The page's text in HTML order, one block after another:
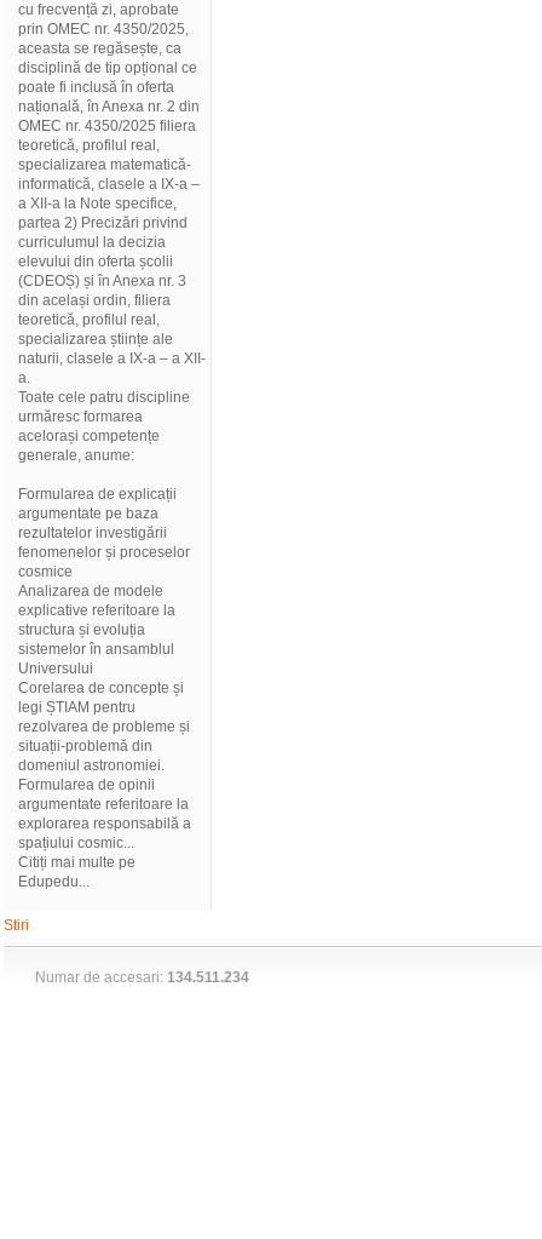
cu frecvență zi, aprobate
prin OMEC nr. 4350/2025,
aceasta se regăsește, ca
disciplină de tip opțional ce
poate fi inclusă în oferta
națională, în Anexa nr. 2 din
OMEC nr. 4350/2025 filiera
teoretică, profilul real,
specializarea matematică-
informatică, clasele a IX-a –
a XII-a la Note specifice,
partea 2) Precizări privind
curriculumul la decizia
elevului din oferta școlii
(CDEOȘ) și în Anexa nr. 3
din același ordin, filiera
teoretică, profilul real,
specializarea științe ale
naturii, clasele a IX-a – a XII-
a.
Toate cele patru discipline
urmăresc formarea
acelorași competențe
generale, anume:
Formularea de explicații
argumentate pe baza
rezultatelor investigării
fenomenelor și proceselor
cosmice
Analizarea de modele
explicative referitoare la
structura și evoluția
sistemelor în ansamblul
Universului
Corelarea de concepte și
legi ȘTIAM pentru
rezolvarea de probleme și
situații-problemă din
domeniul astronomiei.
Formularea de opinii
argumentate referitoare la
explorarea responsabilă a
spațiului cosmic...
Citiți mai multe pe
Edupedu...
Stiri
Numar de accesari: 134.511.234